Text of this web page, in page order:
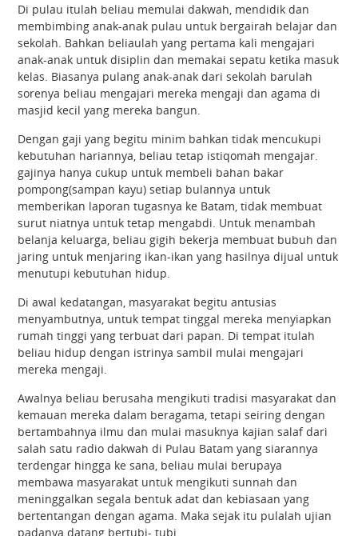
Di pulau itulah beliau memulai dakwah, mendidik dan
membimbing anak-anak pulau untuk bergairah belajar dan
sekolah. Bahkan beliaulah yang pertama kali mengajari
anak-anak untuk disiplin dan memakai sepatu ketika masuk
kelas. Biasanya pulang anak-anak dari sekolah barulah
sorenya beliau mengajari mereka mengaji dan agama di
masjid kecil yang mereka bangun.
Dengan gaji yang begitu minim bahkan tidak mencukupi
kebutuhan hariannya, beliau tetap istiqomah mengajar.
gajinya hanya cukup untuk membeli bahan bakar
pompong(sampan kayu) setiap bulannya untuk
memberikan laporan tugasnya ke Batam, tidak membuat
surut niatnya untuk tetap mengabdi. Untuk menambah
belanja keluarga, beliau gigih bekerja membuat bubuh dan
jaring untuk menjaring ikan-ikan yang hasilnya dijual untuk
menutupi kebutuhan hidup.
Di awal kedatangan, masyarakat begitu antusias
menyambutnya, untuk tempat tinggal mereka menyiapkan
rumah tinggi yang terbuat dari papan. Di tempat itulah
beliau hidup dengan istrinya sambil mulai mengajari
mereka mengaji.
Awalnya beliau berusaha mengikuti tradisi masyarakat dan
kemauan mereka dalam beragama, tetapi seiring dengan
bertambahnya ilmu dan mulai masuknya kajian salaf dari
salah satu radio dakwah di Pulau Batam yang siarannya
terdengar hingga ke sana, beliau mulai berupaya
membawa masyarakat untuk mengikuti sunnah dan
meninggalkan segala bentuk adat dan kebiasaan yang
bertentangan dengan agama. Maka sejak itu pulalah ujian
padanya datang bertubi- tubi.